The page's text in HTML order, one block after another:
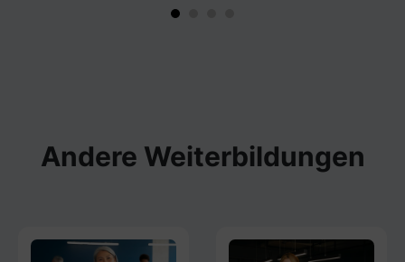
Andere Weiterbildungen